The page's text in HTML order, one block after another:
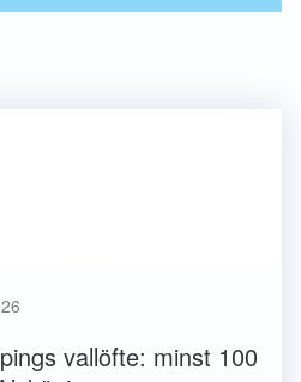
vallöfte: minst 100